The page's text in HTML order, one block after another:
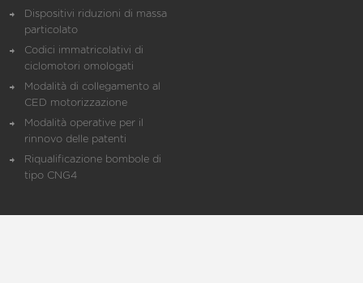
Dispositivi riduzioni di massa
particolato
Codici immatricolativi di
ciclomotori omologati
Modalità di collegamento al
CED motorizzazione
Modalità operative per il
rinnovo delle patenti
Riqualificazione bombole di
tipo CNG4